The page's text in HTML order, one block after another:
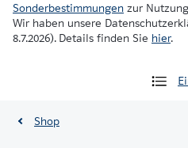
Sonderbestimmungen zur
Wir haben unsere
8.7.2026). Details finden Sie hier.
Shop